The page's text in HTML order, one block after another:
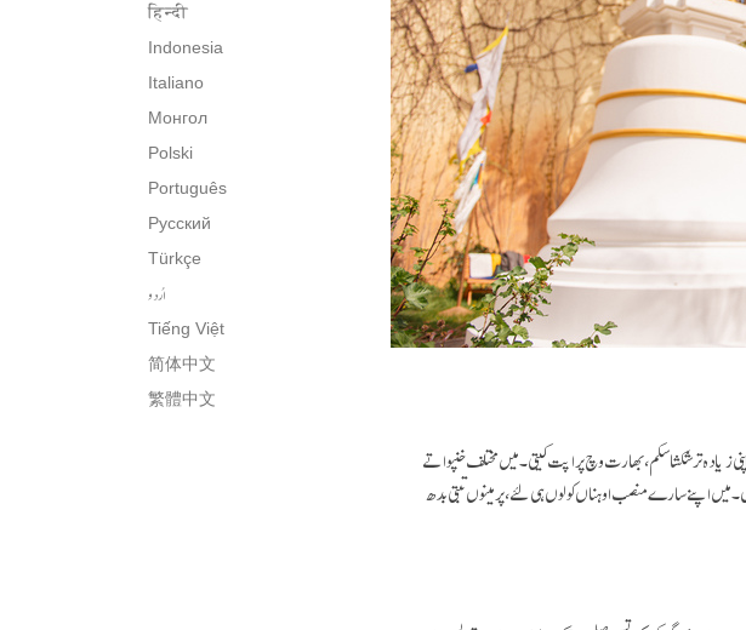
हिन्दी
Indonesia
Italiano
Монгол
Polski
Português
Русский
Türkçe
اُردو
Tiếng Việt
简体中文
繁體中文
زیادہ تر شکشا سکم، بھارت وچ پراپت کیتی۔ میں مختلف خنپو اتے
میں اپنے سارے منصب اوہناں کولوں ہی لئے ، پر مینوں تبتی بدھ